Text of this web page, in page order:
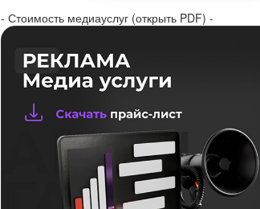
- Стоимость медиауслуг (открыть PDF) -